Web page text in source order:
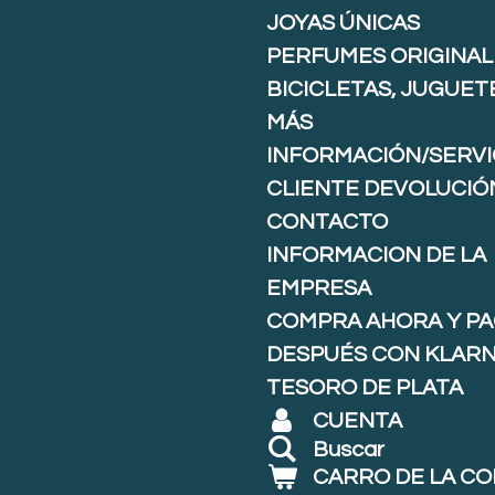
JOYAS ÚNICAS
PERFUMES
BICICLETAS,
MÁS
INFORMACIÓN/
CLIENTE
CONTACTO
INFORMACION DE LA
EMPRESA
COMPRA AHORA Y
DESPUÉS CON
TESORO DE PLATA
CUENTA
Buscar
CARRO DE LA